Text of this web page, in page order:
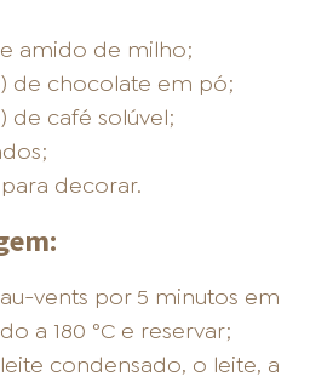
amido de milho;
de chocolate em pó;
de café solúvel;
decorar.
vents por 5 minutos em
a 180 °C e reservar;
condensado, o leite, a